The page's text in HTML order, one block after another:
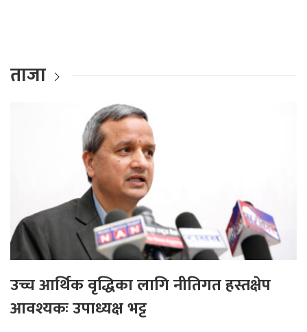
ताजा
उच्च आर्थिक वृद्धिका लागि नीतिगत हस्तक्षेप
आवश्यकः उपाध्यक्ष भट्ट